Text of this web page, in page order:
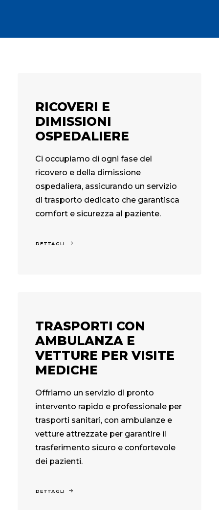
TRASPORTI CON
AMBULANZA E
VETTURE PER VISITE
MEDICHE
Offriamo un servizio di pronto
intervento rapido e professionale per
trasporti sanitari, con ambulanze e
vetture attrezzate per garantire il
trasferimento sicuro e confortevole
dei pazienti.
DETTAGLI
RICOVERI E
DIMISSIONI
OSPEDALIERE
Ci occupiamo di ogni fase del
ricovero e della dimissione
ospedaliera, assicurando un servizio
di trasporto dedicato che garantisca
comfort e sicurezza al paziente.
DETTAGLI